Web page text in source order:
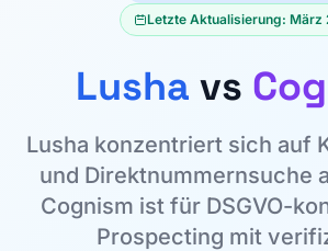
Letzte Aktualisierung: März
Lusha vs
Lusha konzentriert sich auf
und Direktnummernsuche
Cognism ist für DSGVO-
Prospecting mit